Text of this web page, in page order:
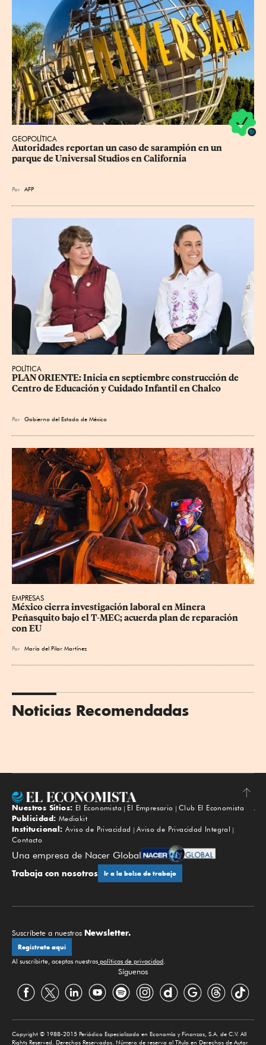
GEOPOLÍTICA
Autoridades reportan un caso de sarampión en un
parque de Universal Studios en California
Por AFP
POLÍTICA
PLAN ORIENTE: Inicia en septiembre construcción de
Centro de Educación y Cuidado Infantil en Chalco
Por Gobierno del Estado de México
EMPRESAS
México cierra investigación laboral en Minera
Peñasquito bajo el T-MEC; acuerda plan de reparación
con EU
Por María del Pilar Martínez
Noticias Recomendadas
Subir
Nuestros Sitios: El Economista El Empresario
Club El Economista
Publicidad: Mediakit
Institucional: Aviso de Privacidad
Aviso de Privacidad Integral
Contacto
Una empresa de Nacer Global
Trabaja con nosotros Ir a la bolsa de trabajo
Suscríbete a nuestros Newsletter.
Regístrate aquí
Al suscribirte, aceptas nuestras políticas de privacidad.
Síguenos
Copyright © 1988-2015 Periódico Especializado en Economía y Finanzas, S.A. de C.V. All
Rights Reserved. Derechos Reservados. Número de reserva al Título en Derechos de Autor